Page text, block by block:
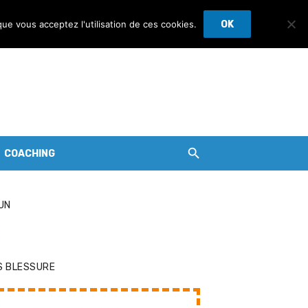
COACHING
BLESSURE
vous acceptez l'utilisation de ces cookies. OK